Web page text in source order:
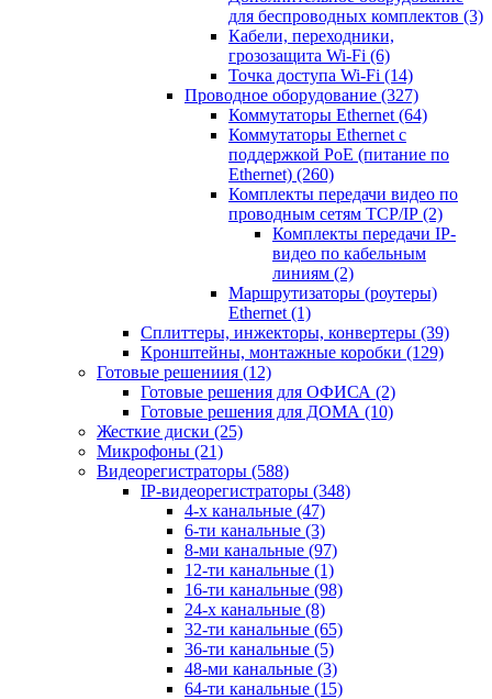
для беспроводных комплектов (3)
Кабели, переходники,
грозозащита Wi-Fi (6)
Точка доступа Wi-Fi (14)
Проводное оборудование (327)
Коммутаторы Ethernet (64)
Коммутаторы Ethernet с
поддержкой PoE (питание по
Ethernet) (260)
Комплекты передачи видео по
проводным сетям TCP/IP (2)
Комплекты передачи IP-
видео по кабельным
линиям (2)
Маршрутизаторы (роутеры)
Ethernet (1)
Сплиттеры, инжекторы, конвертеры (39)
Кронштейны, монтажные коробки (129)
Готовые решениия (12)
Готовые решения для ОФИСА (2)
Готовые решения для ДОМА (10)
Жесткие диски (25)
Микрофоны (21)
Видеорегистраторы (588)
IP-видеорегистраторы (348)
4-х канальные (47)
6-ти канальные (3)
8-ми канальные (97)
12-ти канальные (1)
16-ти канальные (98)
24-х канальные (8)
32-ти канальные (65)
36-ти канальные (5)
48-ми канальные (3)
64-ти канальные (15)